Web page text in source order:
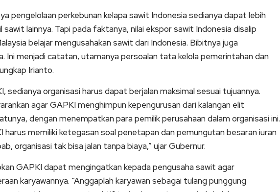
pengelolaan perkebunan kelapa sawit Indonesia sedianya dapat lebih
sawit lainnya. Tapi pada faktanya, nilai ekspor sawit Indonesia disalip
belajar mengusahakan sawit dari Indonesia. Bibitnya juga
Ini menjadi catatan, utamanya persoalan tata kelola pemerintahan dan
Irianto.
sedianya organisasi harus dapat berjalan maksimal sesuai tujuannya.
agar GAPKI menghimpun kepengurusan dari kalangan elit
dengan menempatkan para pemilik perusahaan dalam organisasi ini.
harus memiliki ketegasan soal penetapan dan pemungutan besaran iuran
organisasi tak bisa jalan tanpa biaya,” ujar Gubernur.
GAPKI dapat mengingatkan kepada pengusaha sawit agar
karyawannya. “Anggaplah karyawan sebagai tulang punggung